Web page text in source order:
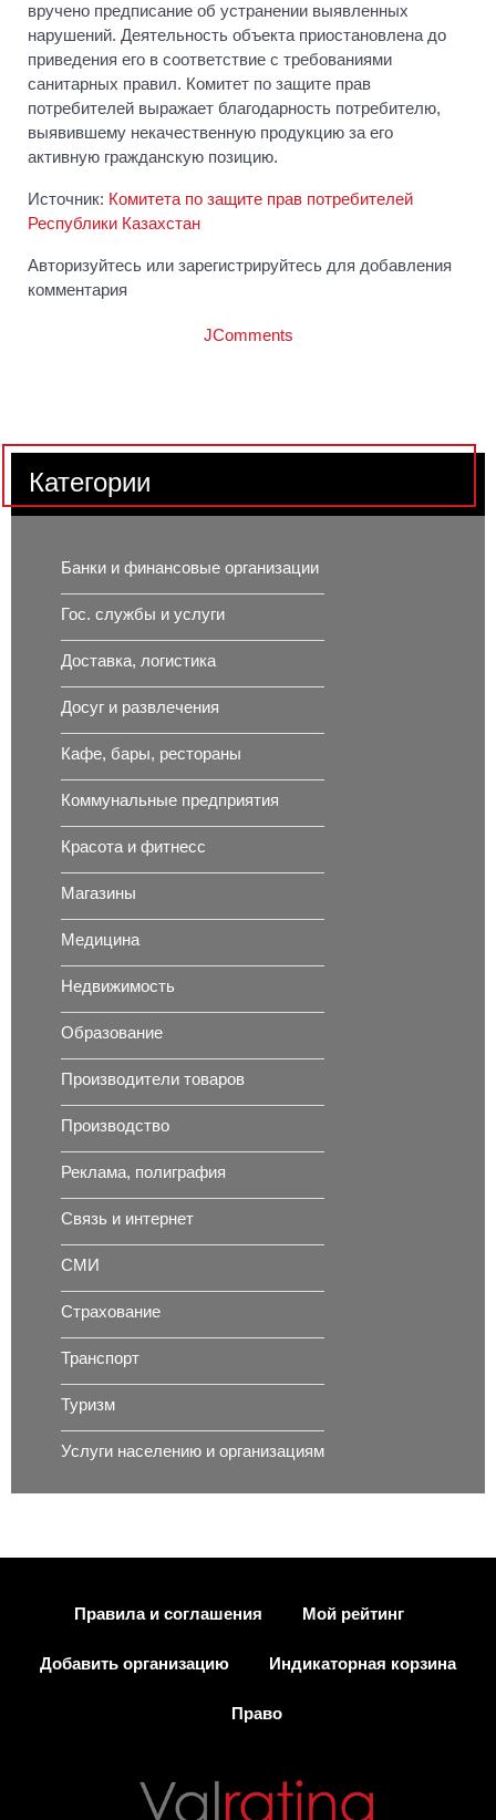
вручено предписание об устранении выявленных
нарушений. Деятельность объекта приостановлена до
приведения его в соответствие с требованиями
санитарных правил. Комитет по защите прав
потребителей выражает благодарность потребителю,
выявившему некачественную продукцию за его
активную гражданскую позицию.
Источник: Комитета по защите прав потребителей
Республики Казахстан
Авторизуйтесь или зарегистрируйтесь для добавления
комментария
JComments
Категории
Банки и финансовые организации
Гос. службы и услуги
Доставка, логистика
Досуг и развлечения
Кафе, бары, рестораны
Коммунальные предприятия
Красота и фитнесс
Магазины
Медицина
Недвижимость
Образование
Производители товаров
Производство
Реклама, полиграфия
Связь и интернет
СМИ
Страхование
Транспорт
Туризм
Услуги населению и организациям
Правила и соглашения Мой рейтинг
Добавить организацию Индикаторная корзина
Право